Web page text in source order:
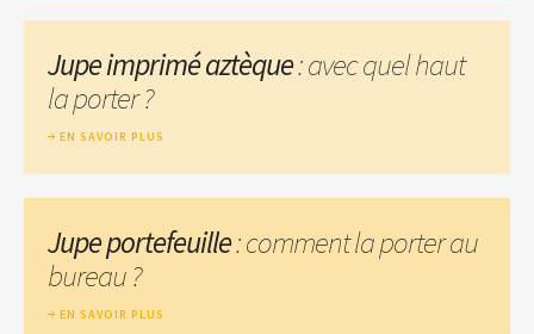
Jupe imprimé aztèque: avec quel haut
la porter ?
EN SAVOIR PLUS
Jupe portefeuille: comment la porter au
bureau ?
EN SAVOIR PLUS